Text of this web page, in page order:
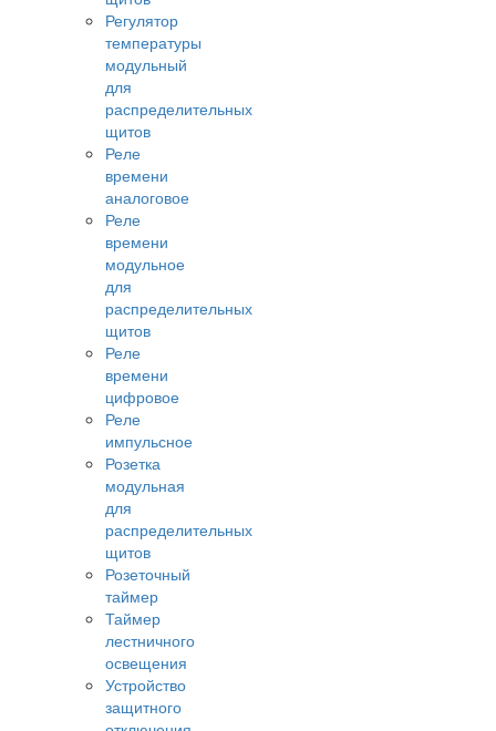
Регулятор
температуры
модульный
для
распределительных
щитов
Реле
времени
аналоговое
Реле
времени
модульное
для
распределительных
щитов
Реле
времени
цифровое
Реле
импульсное
Розетка
модульная
для
распределительных
щитов
Розеточный
таймер
Таймер
лестничного
освещения
Устройство
защитного